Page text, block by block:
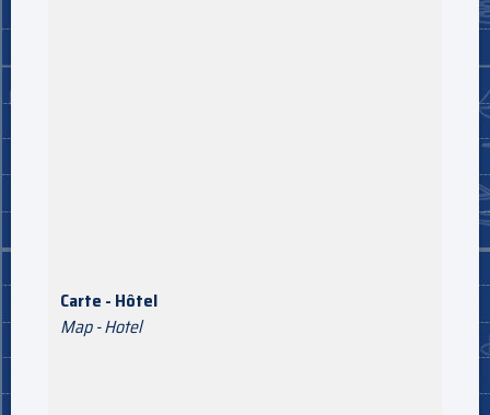
Carte - Hôtel
Map - Hotel